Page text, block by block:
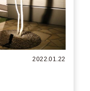
2022.01.22